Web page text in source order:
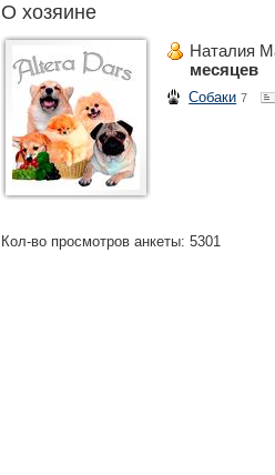
О хозяине
Наталия
месяцев
Собаки 7
Кол-во просмотров анкеты: 5301